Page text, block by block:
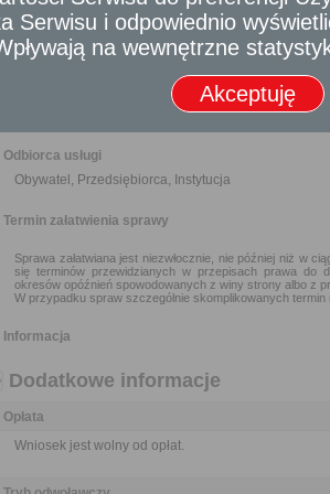
W przypadku Partii politycznej do wniosku
politycznych.
W przypadku osób fizycznych do wniosku
gospodarczej w formie papierowej lub
W przypadku Kościołów i związków
potwierdzającego osobowość prawną.
Odbiorca usługi
Obywatel, Przedsiębiorca, Instytucja
Termin załatwienia sprawy
Sprawa załatwiana jest niezwłocznie, nie później niż w
się terminów przewidzianych w przepisach prawa do
okresów opóźnień spowodowanych z winy strony albo z
W przypadku spraw szczególnie skomplikowanych termin
Informacja
Dodatkowe informacje
Opłata
Wniosek jest wolny od opłat.
Serwisu i odpowiednio
na wewnętrzne
Akceptuję